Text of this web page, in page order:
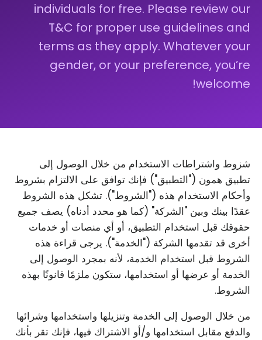
individuals for free. Please review our
T&C for proper use guidelines and
terms as they apply. Whatever your
gender, or your preference, you’re
welcome!
شزوط واشتراطات الاستخدام من خلال الوصول إلى
تطبيق همون ("التطبيق") فإنك توافق على الالتزام بشروط
وأحكام الاستخدام هذه ("الشروط"). تشكل هذه الشروط
عقدًا بينك وبين "الشركة" (كما هو محدد أدناه) يصف جميع
حقوقك قبل استخدام التطبيق، أو أي منصات أو خدمات
أخرى قد تقدمها الشركة ("الخدمة"). يرجى قراءة هذه
الشروط قبل استخدام الخدمة، لأنه بمجرد الوصول إلى
الخدمة أو عرضها أو استخدامها، ستكون ملزمًا قانونًا بهذه
الشروط.
من خلال الوصول إلى الخدمة وتنزيلها واستخدامها وشرائها
والدفع مقابل استخدامها و/أو الاشتراك فيها، فإنك تقر بأنك